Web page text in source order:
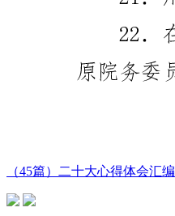
（45篇）二十大心得体会汇编